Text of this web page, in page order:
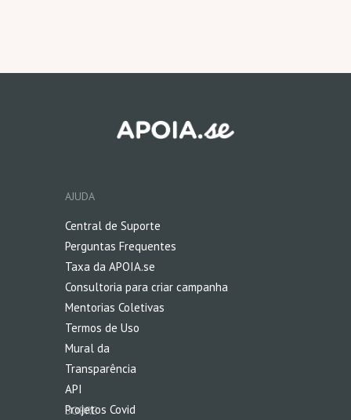
AJUDA
SOBRE
Central de Suporte
Perguntas Frequentes
Taxa da APOIA.se
Consultoria para criar campanha
Mentorias Coletivas
Termos de Uso
Mural da
Transparência
API
Projetos Covid